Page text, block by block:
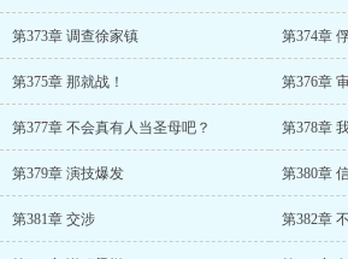
第373章 调查徐家镇 第374章
第375章 那就战！ 第376章
第377章 不会真有人当圣母吧？ 第378章
第379章 演技爆发 第380章
第381章 交涉 第382章